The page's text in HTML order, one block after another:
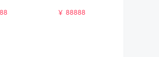
￥ 88888